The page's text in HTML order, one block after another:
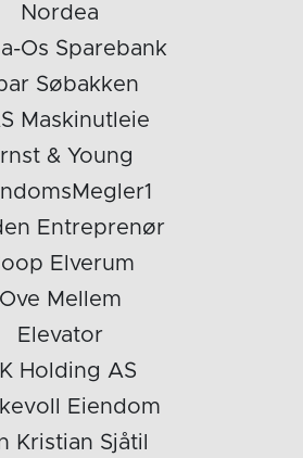
Nordea
Os Sparebank
Søbakken
Maskinutleie
& Young
Entreprenør
Elverum
Ove Mellem
Elevator
Holding AS
Eiendom
Kristian Sjåtil